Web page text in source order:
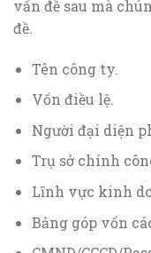
vấn đề sau mà
đề.
Tên công ty.
Vốn điều lệ.
Người đại diện
Trụ sở chính
Lĩnh vực kinh
Bảng góp vốn